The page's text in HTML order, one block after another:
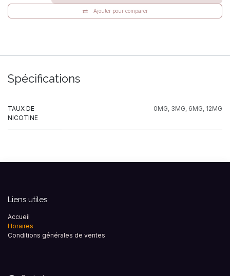
Ajouter pour comparer
Spécifications
TAUX DE
NICOTINE
0MG, 3MG, 6MG, 12MG
Liens utiles
Accueil
Horaires
Conditions générales de ventes